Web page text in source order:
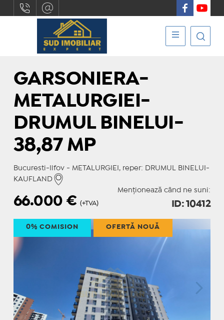
GARSONIERA-
METALURGIEI-
DRUMUL BINELUI-
38,87 MP
Bucuresti-Ilfov - METALURGIEI, reper: DRUMUL BINELUI-
KAUFLAND
Menționează când ne suni:
66.000€ (+TVA) ID: 10412
0% COMISION OFERTĂ NOUĂ